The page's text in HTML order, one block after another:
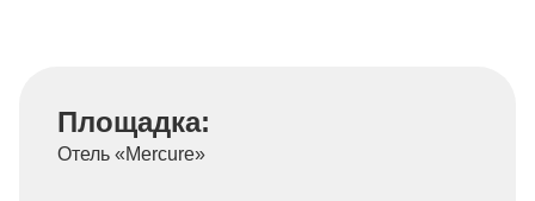
Площадка:
Отель «Mercure»